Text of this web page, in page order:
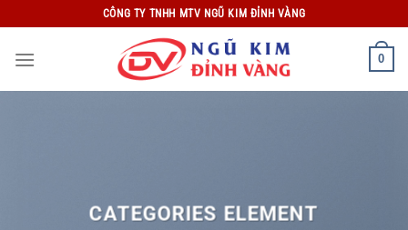
qua
nội
CÔNG TY TNHH MTV NGŨ KIM ĐỈNH VÀNG
0
CATEGORIES ELEMENT